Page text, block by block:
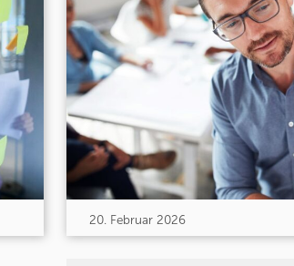
20. Februar 2026